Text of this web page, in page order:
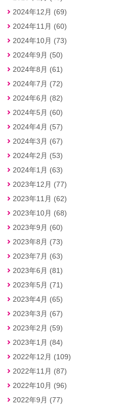
2024年12月 (69)
2024年11月 (60)
2024年10月 (73)
2024年9月 (50)
2024年8月 (61)
2024年7月 (72)
2024年6月 (82)
2024年5月 (60)
2024年4月 (57)
2024年3月 (67)
2024年2月 (53)
2024年1月 (63)
2023年12月 (77)
2023年11月 (62)
2023年10月 (68)
2023年9月 (60)
2023年8月 (73)
2023年7月 (63)
2023年6月 (81)
2023年5月 (71)
2023年4月 (65)
2023年3月 (67)
2023年2月 (59)
2023年1月 (84)
2022年12月 (109)
2022年11月 (87)
2022年10月 (96)
2022年9月 (77)